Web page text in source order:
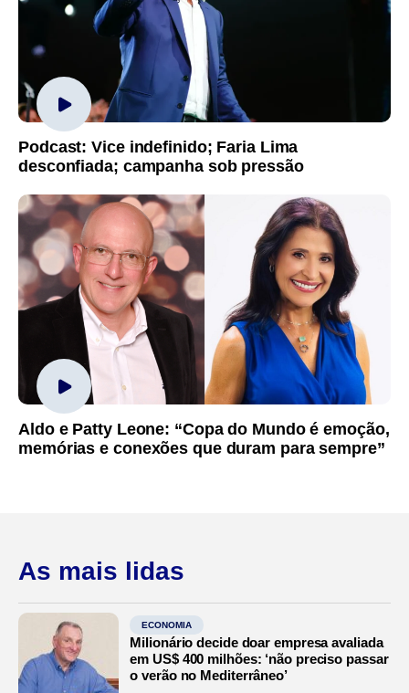
Podcast: Vice indefinido; Faria Lima
desconfiada; campanha sob pressão
Aldo e Patty Leone: “Copa do Mundo é emoção,
memórias e conexões que duram para sempre”
As mais lidas
ECONOMIA
Milionário decide doar empresa avaliada
em US$ 400 milhões: ‘não preciso passar
o verão no Mediterrâneo’